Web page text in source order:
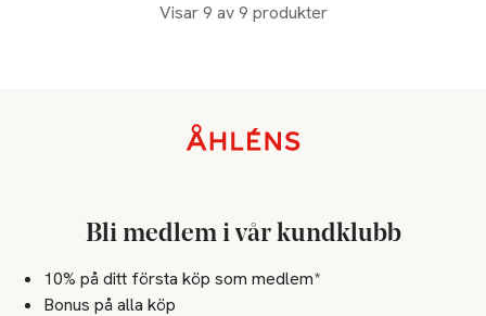
Visar 9 av 9 produkter
Bli medlem i vår kundklubb
10% på ditt första köp som medlem*
Bonus på alla köp